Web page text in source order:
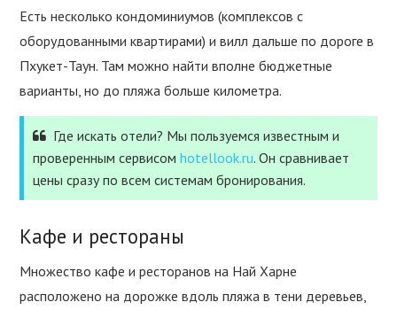
Есть несколько кондоминиумов (комплексов с
оборудованными квартирами) и вилл дальше по дороге в
Пхукет-Таун. Там можно найти вполне бюджетные
варианты, но до пляжа больше километра.
Где искать отели? Мы пользуемся известным и
проверенным сервисомhotellook.ru. Он сравнивает
цены сразу по всем системам бронирования.
Кафе и рестораны
Множество кафе и ресторанов на Най Харне
расположено на дорожке вдоль пляжа в тени деревьев,